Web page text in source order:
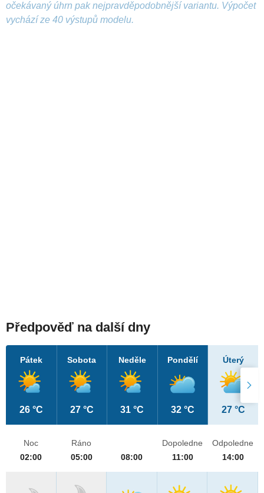
očekávaný úhrn pak nejpravděpodobnější variantu. Výpočet
vychází ze 40 výstupů modelu.
Předpověď na další dny
Pátek
26 °C
Sobota
27 °C
Neděle
31 °C
Pondělí
32 °C
Úterý
27 °C
Noc
02:00
Ráno
05:00
08:00
Dopoledne
11:00
Odpoledne
14:00